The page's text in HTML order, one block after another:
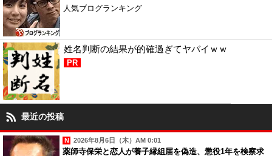
人気ブログランキング
姓名判断の結果が的確過ぎてヤバイｗｗ
PR
最近の投稿
2026年8月6日（木）AM 0:01
薬師寺保栄と恋人が養子縁組届を偽造、懲役1年を検察求